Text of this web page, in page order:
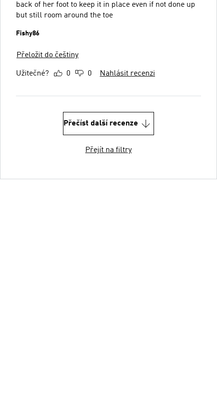
back of her foot to keep it in place even if not done up
but still room around the toe
Fishy86
Přeložit do češtiny
Užitečné? 0 0 Nahlásit recenzi
Přečíst další recenze
Přejít na filtry